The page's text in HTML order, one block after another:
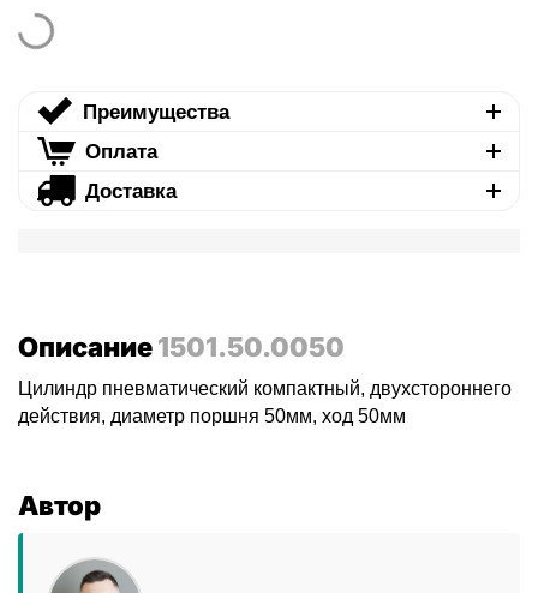
Преимущества
Оплата
Доставка
Описание1501.50.0050
Цилиндр пневматический компактный, двухстороннего
действия, диаметр поршня 50мм, ход 50мм
Автор